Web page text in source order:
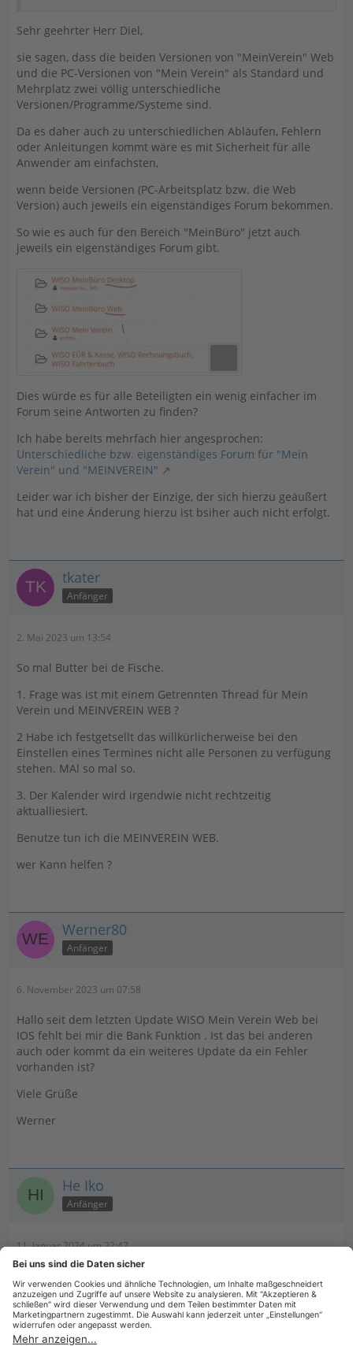
Sehr geehrter Herr Diel,
sie sagen, dass die beiden Versionen von "MeinVerein" Web
und die PC-Versionen von "Mein Verein" als Standard und
Mehrplatz zwei völlig unterschiedliche
Versionen/Programme/Systeme sind.
Da es daher auch zu unterschiedlichen Abläufen, Fehlern
oder Anleitungen kommt wäre es mit Sicherheit für alle
Anwender am einfachsten,
wenn beide Versionen (PC-Arbeitsplatz bzw. die Web
Version) auch jeweils ein eigenständiges Forum bekommen.
So wie es auch für den Bereich "MeinBüro" jetzt auch
jeweils ein eigenständiges Forum gibt.
Dies würde es für alle Beteiligten ein wenig einfacher im
Forum seine Antworten zu finden?
Ich habe bereits mehrfach hier angesprochen:
Unterschiedliche bzw. eigenständiges Forum für "Mein
Verein" und "MEINVEREIN"
Leider war ich bisher der Einzige, der sich hierzu geäußert
hat und eine Änderung hierzu ist bsiher auch nicht erfolgt.
tkater
Anfänger
2. Mai 2023 um 13:54
So mal Butter bei de Fische.
1. Frage was ist mit einem Getrennten Thread für Mein
Verein und MEINVEREIN WEB ?
2 Habe ich festgetsellt das willkürlicherweise bei den
Einstellen eines Termines nicht alle Personen zu verfügung
stehen. MAl so mal so.
3. Der Kalender wird irgendwie nicht rechtzeitig
aktualliesiert.
Benutze tun ich die MEINVEREIN WEB.
wer Kann helfen ?
Werner80
Anfänger
6. November 2023 um 07:58
Hallo seit dem letzten Update WISO Mein Verein Web bei
IOS fehlt bei mir die Bank Funktion . Ist das bei anderen
auch oder kommt da ein weiteres Update da ein Fehler
vorhanden ist?
Viele Grüße
Werner
He Iko
Anfänger
11. Januar 2024 um 22:47